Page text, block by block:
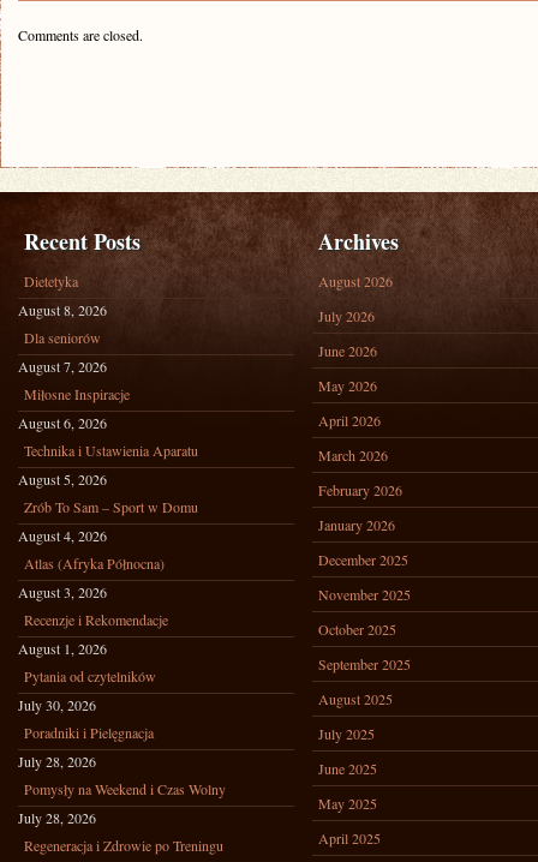
Comments are closed.
Recent Posts
Dietetyka
August 8, 2026
Dla seniorów
August 7, 2026
Miłosne Inspiracje
August 6, 2026
Technika i Ustawienia Aparatu
August 5, 2026
Zrób To Sam – Sport w Domu
August 4, 2026
Atlas (Afryka Północna)
August 3, 2026
Recenzje i Rekomendacje
August 1, 2026
Pytania od czytelników
July 30, 2026
Poradniki i Pielęgnacja
July 28, 2026
Pomysły na Weekend i Czas Wolny
July 28, 2026
Regeneracja i Zdrowie po Treningu
Archives
August 2026
July 2026
June 2026
May 2026
April 2026
March 2026
February 2026
January 2026
December 2025
November 2025
October 2025
September 2025
August 2025
July 2025
June 2025
May 2025
April 2025